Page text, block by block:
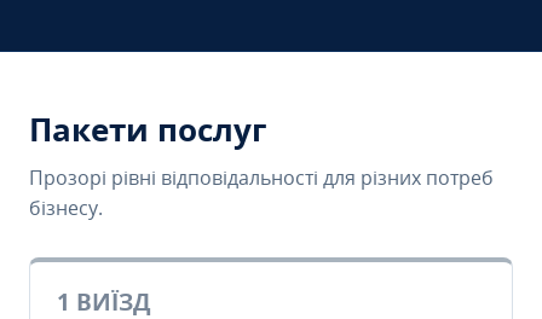
Пакети послуг
Прозорі рівні відповідальності для різних потреб
бізнесу.
1 ВИЇЗД